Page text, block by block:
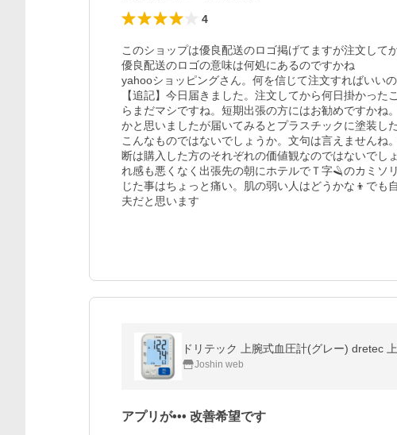
4
このショップは優良配送のロゴ掲げてますが注文して
優良配送のロゴの意味は何処にあるのですかね
yahooショッピングさん。何を信じて注文すればいいの
【追記】今日届きました。注文してから何日掛かっ
らまだマシですね。短期出張の方にはお勧めですか
かと思いましたが届いてみるとプラスチックに塗装し
こんなものではないでしょうか。文句は言えませんね
断は購入した方のそれぞれの価値観なのではないでし
れ感も悪くなく出張先の朝にホテルでＴ字🪒のカミソ
じた事はちょっと痛い。肌の弱い人はどうかな👦で
夫だと思います
ドリテック 上腕式血圧計(グレー) dretec
Joshin web
アプリが••• 改善希望です